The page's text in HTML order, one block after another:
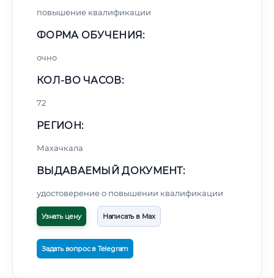
повышение квалификации
ФОРМА ОБУЧЕНИЯ:
очно
КОЛ-ВО ЧАСОВ:
72
РЕГИОН:
Махачкала
ВЫДАВАЕМЫЙ ДОКУМЕНТ:
удостоверение о повышении квалификации
Узнать цену Написать в Max
Задать вопрос в Telegram